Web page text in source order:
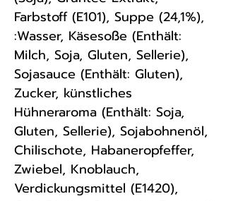
Farbstoff (E101), Suppe (24,1%),
:Wasser, Käsesoße (Enthält:
Milch, Soja, Gluten, Sellerie),
Sojasauce (Enthält: Gluten),
Zucker, künstliches
Hühneraroma (Enthält: Soja,
Gluten, Sellerie), Sojabohnenöl,
Chilischote, Habaneropfeffer,
Zwiebel, Knoblauch,
Verdickungsmittel (E1420),